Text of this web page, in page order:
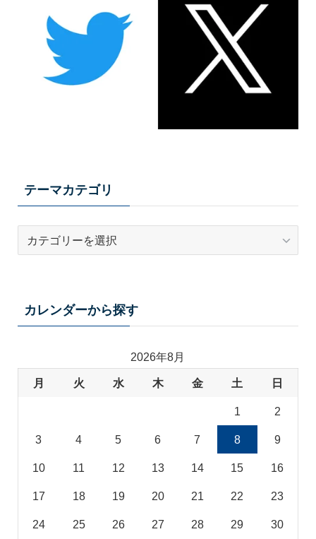
テーマカテゴリ
カレンダーから探す
2026年8月
月 火 水 木 金 土 日
1 2
3 4 5 6 7 8 9
10 11 12 13 14 15 16
17 18 19 20 21 22 23
24 25 26 27 28 29 30